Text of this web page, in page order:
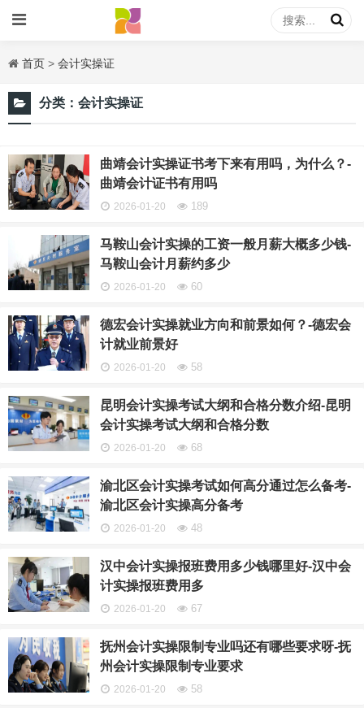
首页 > 会计实操证
分类： 会计实操证
曲靖会计实操证书考下来有用吗，为什么？-
曲靖会计证书有用吗
2026-01-20 189
马鞍山会计实操的工资一般月薪大概多少钱-
马鞍山会计月薪约多少
2026-01-20 60
德宏会计实操就业方向和前景如何？-德宏会
计就业前景好
2026-01-20 58
昆明会计实操考试大纲和合格分数介绍-昆明
会计实操考试大纲和合格分数
2026-01-20 68
渝北区会计实操考试如何高分通过怎么备考-
渝北区会计实操高分备考
2026-01-20 48
汉中会计实操报班费用多少钱哪里好-汉中会
计实操报班费用多
2026-01-20 67
抚州会计实操限制专业吗还有哪些要求呀-抚
州会计实操限制专业要求
2026-01-20 58